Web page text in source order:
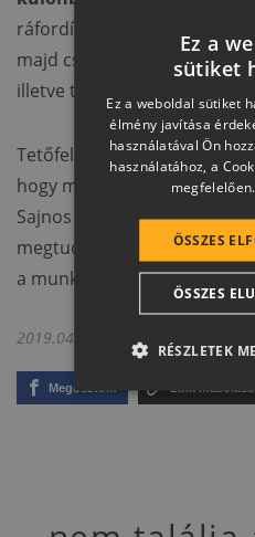
ráfordítás ismeretében
majd csak addig
illetve tetője – ér.
Tetőfelújítást vagy
hogy mindez könnyen
Sajnos ez nincs így!Korábbi
megtudhatja, miért jár
a munkára.
2019.04.21.
Megosztom Link másolása
Ez a
sütiket
Ez a weboldal sütiket
élmény javítása
használatával Ön
használatához, a
megfelelően.
ÖSSZES
ÖSSZES
RÉSZLETEK